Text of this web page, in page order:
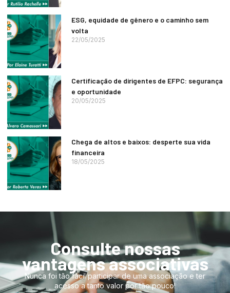
ESG, equidade de gênero e o caminho sem
volta
22/05/2025
Certificação de dirigentes de EFPC: segurança
e oportunidade
20/05/2025
Chega de altos e baixos: desperte sua vida
financeira
18/05/2025
Consulte nossas
vantagens associativas
Nunca foi tão fácil participar de uma associação e ter
acesso a tanto valor por tão pouco!